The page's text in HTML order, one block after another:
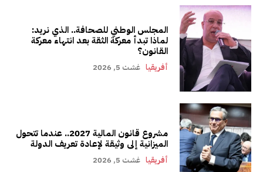
المجلس الوطني للصحافة.. الذي نريد:
لماذا تبدأ معركة الثقة بعد انتهاء معركة
القانون؟
أفريقيا غشت 5, 2026
مشروع قانون المالية 2027.. عندما تتحول
الميزانية إلى وثيقة لإعادة تعريف الدولة
أفريقيا غشت 5, 2026